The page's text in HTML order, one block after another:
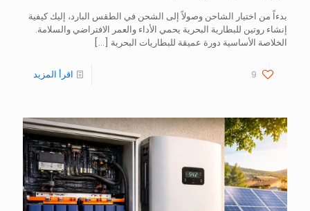
بدءاً من اختيار الشاحن وصولاً إلى الشحن في الطقس البارد، إليك كيفية
إنشاء روتين للبطارية البحرية يحمي الأداء والعمر الافتراضي والسلامة.
الخلاصة الأساسية دورة عميقة للبطاريات البحرية […]
9 اقرأ المزيد